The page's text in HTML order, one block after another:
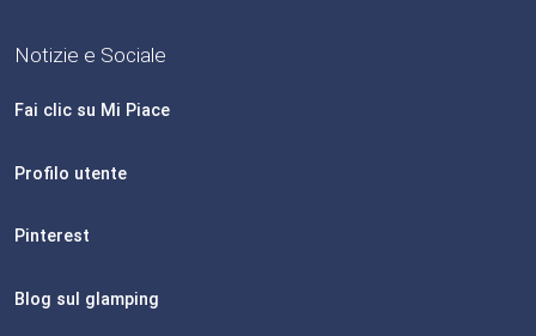
Notizie e Sociale
Fai clic su Mi Piace
Profilo utente
Pinterest
Blog sul glamping